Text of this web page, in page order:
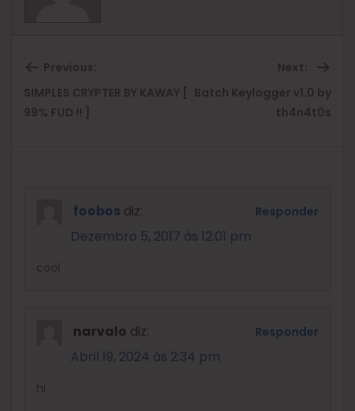
Previous:
Previous
SIMPLES CRYPTER BY KAWAY [
99% FUD !! ]
Next:
Batch Keylogger v1.0 by
th4n4t0s
foobos diz:
Dezembro 5, 2017 às 12:01 pm
cool
Responder
narvalo diz:
Abril 19, 2024 às 2:34 pm
hi
Responder